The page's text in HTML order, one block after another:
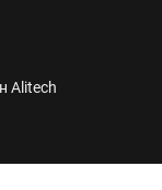
Alitech